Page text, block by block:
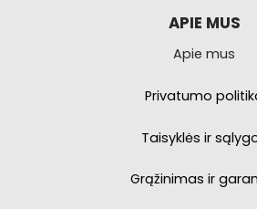
APIE MUS
Apie mus
Privatumo
Taisyklės ir
Grąžinimas ir